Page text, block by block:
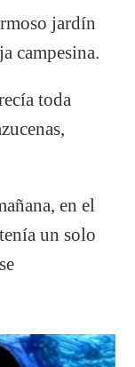
jardín
campesina.
toda
en el
un solo